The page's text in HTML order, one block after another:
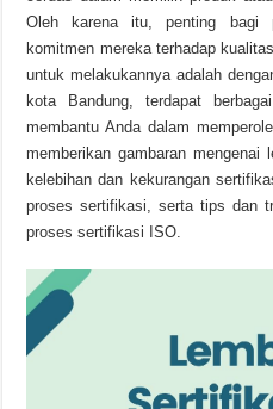
Oleh karena itu, penting bagi
komitmen mereka terhadap
untuk melakukannya adalah
kota Bandung, terdapat
membantu Anda dalam
memberikan gambaran
kelebihan dan kekurangan
proses sertifikasi, serta tips dan
proses sertifikasi ISO.